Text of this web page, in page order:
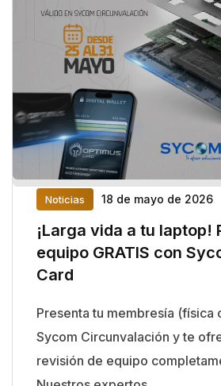
Noticias 18 de mayo de 2026
¡Larga vida a tu laptop!
equipo GRATIS con
Card
Presenta tu membresía (física
Sycom Circunvalación y te
revisión de equipo